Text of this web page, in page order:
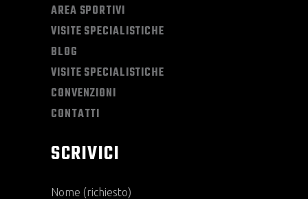
AREA SPORTIVI
VISITE SPECIALISTICHE
BLOG
VISITE SPECIALISTICHE
CONVENZIONI
CONTATTI
SCRIVICI
Nome (richiesto)